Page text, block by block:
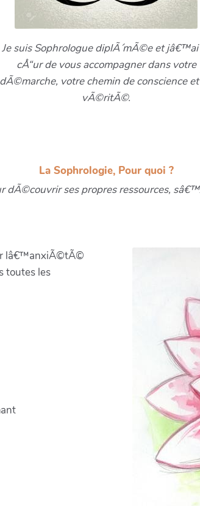
Je suis Sophrologue diplÃ´mÃ©e et
cÅ“ur de vous accompagner dans votre
dÃ©marche, votre chemin de conscience
vÃ©ritÃ©.
La Sophrologie, Pour quoi ?
dÃ©couvrir ses propres ressources,
lâ€™anxiÃ©tÃ©
toutes les